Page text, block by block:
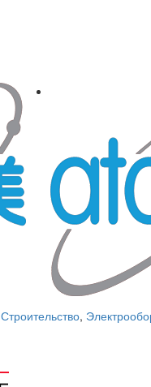
Строительство,